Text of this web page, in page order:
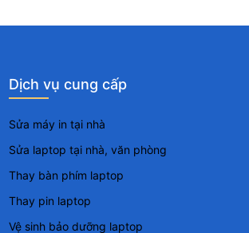
Dịch vụ cung cấp
Sửa máy in tại nhà
Sửa laptop tại nhà, văn phòng
Thay bàn phím laptop
Thay pin laptop
Vệ sinh bảo dưỡng laptop